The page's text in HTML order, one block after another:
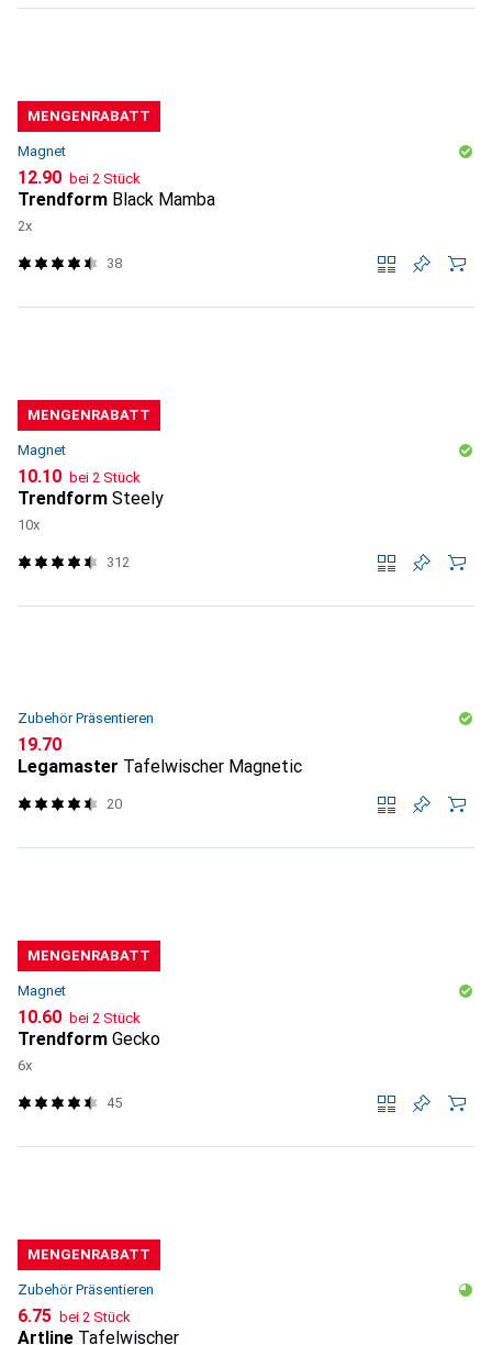
MENGENRABATT
Magnet
CHF
12.90 bei 2 Stück
Trendform Black Mamba
2x
38
MENGENRABATT
Magnet
CHF
10.10 bei 2 Stück
Trendform Steely
10x
312
Zubehör Präsentieren
CHF
19.70
Legamaster Tafelwischer Magnetic
20
MENGENRABATT
Magnet
CHF
10.60 bei 2 Stück
Trendform Gecko
6x
45
MENGENRABATT
Zubehör Präsentieren
CHF
6.75 bei 2 Stück
Artline Tafelwischer